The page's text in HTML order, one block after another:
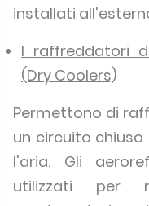
installati
I raffreddatori
(Dry Coolers)
Permettono di
un circuito
l'aria. Gli
utilizzati per